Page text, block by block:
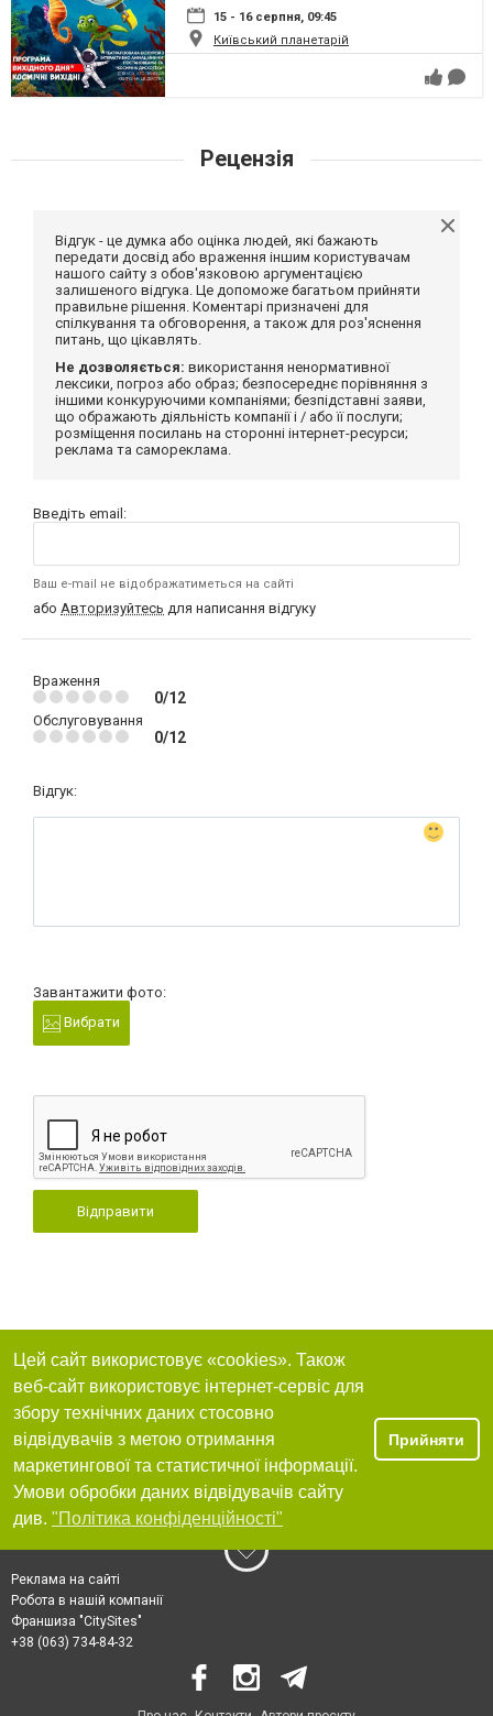
15 - 16 серпня, 09:45
Київський планетарій
Рецензія
Відгук - це думка або оцінка людей, які бажають
передати досвід або враження іншим користувачам
нашого сайту з обов'язковою аргументацією
залишеного відгука. Це допоможе багатьом прийняти
правильне рішення. Коментарі призначені для
спілкування та обговорення, а також для роз'яснення
питань, що цікавлять.
Не дозволяється: використання ненормативної
лексики, погроз або образ; безпосереднє порівняння з
іншими конкуруючими компаніями; безпідставні заяви,
що ображають діяльність компанії і / або її послуги;
розміщення посилань на сторонні інтернет-ресурси;
реклама та самореклама.
Введіть email:
Ваш e-mail не відображатиметься на сайті
або Авторизуйтесь для написання відгуку
Враження
0/12
Обслуговування
0/12
Відгук:
Завантажити фото:
Вибрати
Відправити
Цей сайт використовує «cookies». Також
веб-сайт використовує інтернет-сервіс для
збору технічних даних стосовно
відвідувачів з метою отримання
маркетингової та статистичної інформації.
Умови обробки даних відвідувачів сайту
див. "Політика конфіденційності"
Прийняти
Реклама на сайті
Робота в нашій компанії
Франшиза "CitySites"
+38 (063) 734-84-32